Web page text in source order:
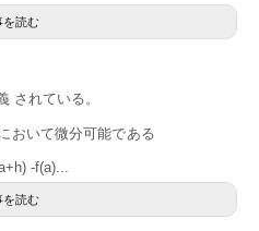
を読む
されている。
おいて微分可能である
いて微分可能である
-f(a)...
を読む